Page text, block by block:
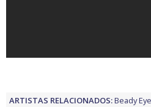
ARTISTAS RELACIONADOS:Beady Eye